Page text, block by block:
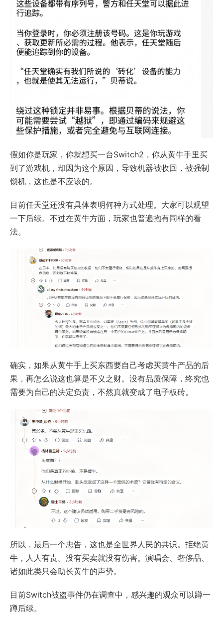
假如你是玩家，你就想买一台Switch2，你从黄牛手里买
到了游戏机，却因为这个原因，导致机器被收回，被强制
锁机，这也是不应该的。
目前任天堂还没有具体表明何种方式处理。大家可以观望
一下后续。不过在黄牛方面，玩家也普遍抱有同样的看
法。
确实，如果从黄牛手上买东西要自己考虑买黄牛产品的后
果，再怎么说这也算是不义之财。没有品质保障，终究也
需要为自己的决定负责，不然真就变成了电子板砖。
所以，最后一个忠告，这也是全世界人民的共识。拒绝黄
牛，人人有责。没有买卖就没有伤害。演唱会、奢侈品、
诸如此类只会助长黄牛的声势。
目前Switch被盗事件仍在调查中，感兴趣的观众可以蹲一
蹲后续。